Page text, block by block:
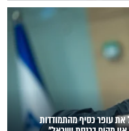
את עופר כסיף מהתמודדות